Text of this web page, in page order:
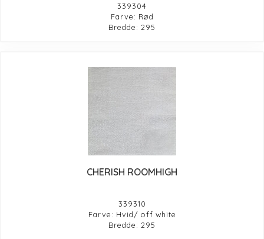
339304
Farve: Rød
Bredde: 295
CHERISH ROOMHIGH
339310
Farve: Hvid/ off white
Bredde: 295